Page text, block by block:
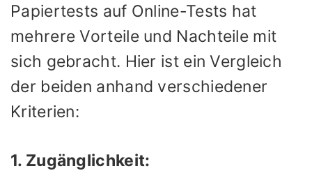
Papiertests auf Online-Tests hat
mehrere Vorteile und Nachteile mit
sich gebracht. Hier ist ein Vergleich
der beiden anhand verschiedener
Kriterien:
1. Zugänglichkeit: